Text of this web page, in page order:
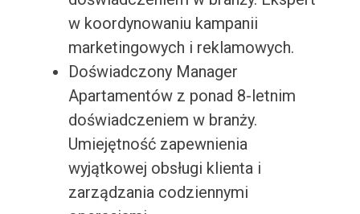
w koordynowaniu kampanii
marketingowych i reklamowych.
Doświadczony Manager
Apartamentów z ponad 8-letnim
doświadczeniem w branży.
Umiejętność zapewnienia
wyjątkowej obsługi klienta i
zarządzania codziennymi